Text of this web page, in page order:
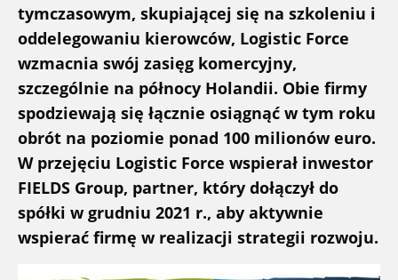
tymczasowym, skupiającej się na szkoleniu i
oddelegowaniu kierowców, Logistic Force
wzmacnia swój zasięg komercyjny,
szczególnie na północy Holandii. Obie firmy
spodziewają się łącznie osiągnąć w tym roku
obrót na poziomie ponad 100 milionów euro.
W przejęciu Logistic Force wspierał inwestor
FIELDS Group, partner, który dołączył do
spółki w grudniu 2021 r., aby aktywnie
wspierać firmę w realizacji strategii rozwoju.